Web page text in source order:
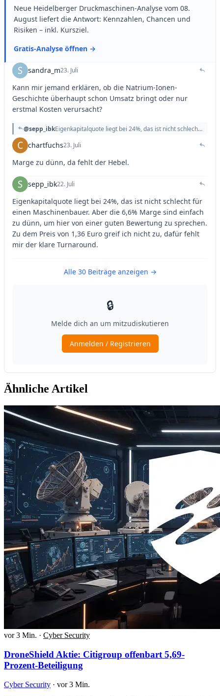
Ähnliche Artikel
vor 3 Min. · Cyber Security
DroneShield Aktie: Citigroup offenbart 5,69-
Prozent-Beteiligung
Cyber Security · vor 3 Min.